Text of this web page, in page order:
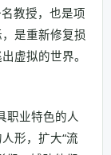
教授，也是项
是重新修复损
虚拟的世界。
职业特色的人
形，扩大“流